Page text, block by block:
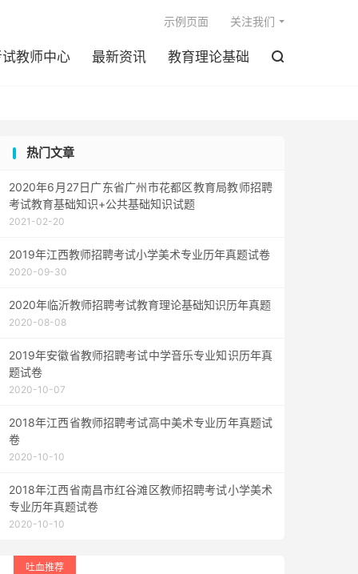
教师中心 最新资讯 教育理论基础 
示例页面 关注我们
热门文章
2020年6月27日广东省广州市花都区教育局教师招聘
考试教育基础知识+公共基础知识试题
2021-02-20
2019年江西教师招聘考试小学美术专业历年真题试卷
2020-09-30
2020年临沂教师招聘考试教育理论基础知识历年真题
2020-08-08
2019年安徽省教师招聘考试中学音乐专业知识历年真
题试卷
2020-10-07
2018年江西省教师招聘考试高中美术专业历年真题试
卷
2020-10-10
2018年江西省南昌市红谷滩区教师招聘考试小学美术
专业历年真题试卷
2020-10-10
吐血推荐